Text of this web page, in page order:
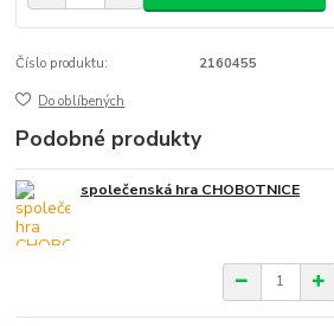
Číslo produktu: 2160455
Do oblíbených
Podobné produkty
společenská hra CHOBOTNICE